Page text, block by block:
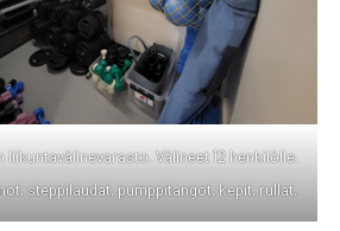
lii­kun­ta­vä­li­ne­va­ras­to. Väli­neet 12 hen­ki­löl­le.
step­pi­lau­dat, pump­pi­tan­got, kepit, rul­lat.